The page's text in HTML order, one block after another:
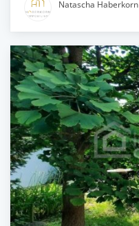
Natascha Haberkorn